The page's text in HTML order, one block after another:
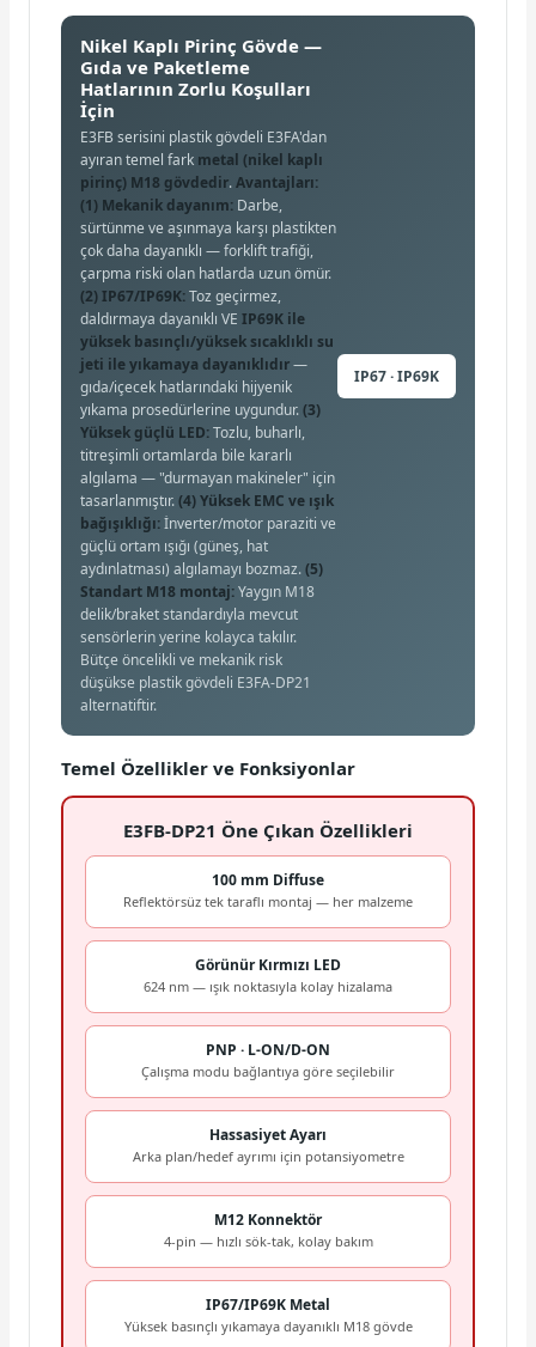
Nikel Kaplı Pirinç Gövde —
Gıda ve Paketleme
Hatlarının Zorlu Koşulları
İçin
E3FB serisini plastik gövdeli E3FA'dan
ayıran temel fark metal (nikel kaplı
pirinç) M18 gövdedir.Avantajları:
(1) Mekanik dayanım: Darbe,
sürtünme ve aşınmaya karşı plastikten
çok daha dayanıklı — forklift trafiği,
çarpma riski olan hatlarda uzun ömür.
(2) IP67/IP69K:Toz geçirmez,
daldırmaya dayanıklı VE IP69K ile
yüksek basınçlı/yüksek sıcaklıklı su
jeti ile yıkamaya dayanıklıdır—
gıda/içecek hatlarındaki hijyenik
yıkama prosedürlerine uygundur.(3)
Yüksek güçlü LED:Tozlu, buharlı,
titreşimli ortamlarda bile kararlı
algılama — "durmayan makineler" için
tasarlanmıştır.(4) Yüksek EMC ve ışık
bağışıklığı:İnverter/motor paraziti ve
güçlü ortam ışığı (güneş, hat
aydınlatması) algılamayı bozmaz.(5)
Standart M18 montaj:Yaygın M18
delik/braket standardıyla mevcut
sensörlerin yerine kolayca takılır.
Bütçe öncelikli ve mekanik risk
düşükse plastik gövdeli E3FA-DP21
alternatiftir.
IP67 · IP69K
Temel Özellikler ve Fonksiyonlar
E3FB-DP21 Öne Çıkan Özellikleri
100 mm Diffuse
Reflektörsüz tek taraflı montaj — her malzeme
Görünür Kırmızı LED
624 nm — ışık noktasıyla kolay hizalama
PNP · L-ON/D-ON
Çalışma modu bağlantıya göre seçilebilir
Hassasiyet Ayarı
Arka plan/hedef ayrımı için potansiyometre
M12 Konnektör
4-pin — hızlı sök-tak, kolay bakım
IP67/IP69K Metal
Yüksek basınçlı yıkamaya dayanıklı M18 gövde